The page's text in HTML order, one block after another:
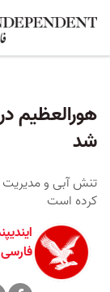
هورالعظیم
شد
تنش آبی و مدیریت‌
کرده است
فارسی